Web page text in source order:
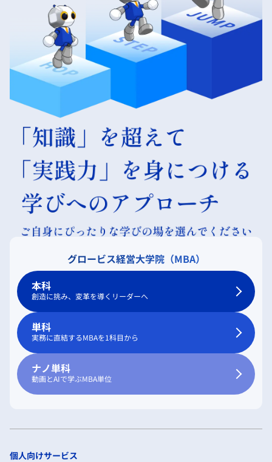
グロービス経営大学院（MBA）
本科
創造に挑み、変革を導くリーダーへ
単科
実務に直結するMBAを1科目から
ナノ単科
動画とAIで学ぶMBA単位
個人向けサービス